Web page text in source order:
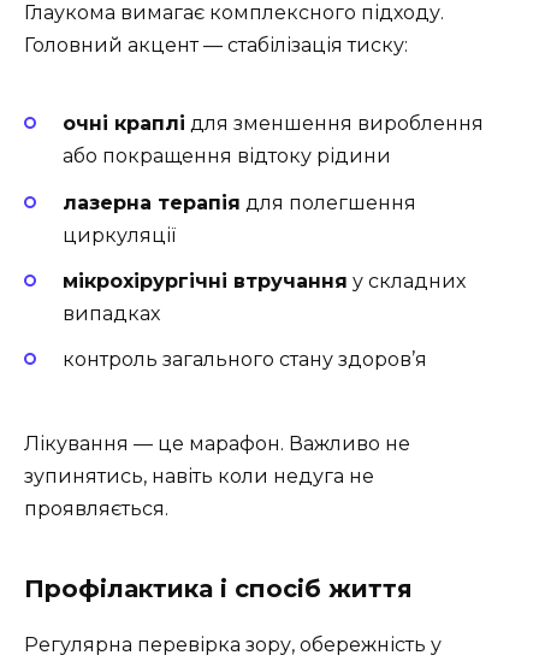
Глаукома вимагає комплексного підходу.
Головний акцент — стабілізація тиску:
очні краплі для зменшення вироблення
або покращення відтоку рідини
лазерна терапія для полегшення
циркуляції
мікрохірургічні втручання у складних
випадках
контроль загального стану здоров’я
Лікування — це марафон. Важливо не
зупинятись, навіть коли недуга не
проявляється.
Профілактика і спосіб життя
Регулярна перевірка зору, обережність у